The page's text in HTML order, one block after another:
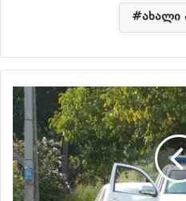
ახალი